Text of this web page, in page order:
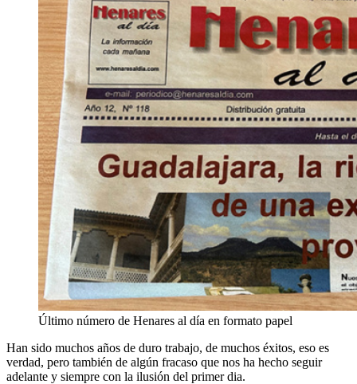
Último número de Henares al día en formato papel
Han sido muchos años de duro trabajo, de muchos éxitos, eso es
verdad, pero también de algún fracaso que nos ha hecho seguir
adelante y siempre con la ilusión del primer dia.